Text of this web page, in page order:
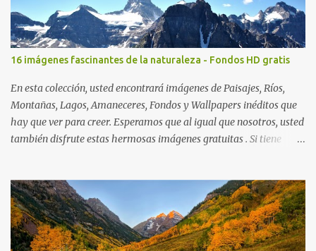
16 imágenes fascinantes de la naturaleza - Fondos HD gratis
En esta colección, usted encontrará imágenes de Paisajes, Ríos,
Montañas, Lagos, Amaneceres, Fondos y Wallpapers inéditos que
hay que ver para creer. Esperamos que al igual que nosotros, usted
también disfrute estas hermosas imágenes gratuitas . Si tiene
de nuestra web, es; www.bancodeimagenesgratis.com Reciban mi
agradecimiento a través de la distancia. -José Luis